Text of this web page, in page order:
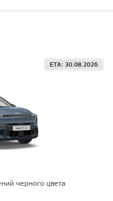
ETA: 30.08.2026
черного цвета